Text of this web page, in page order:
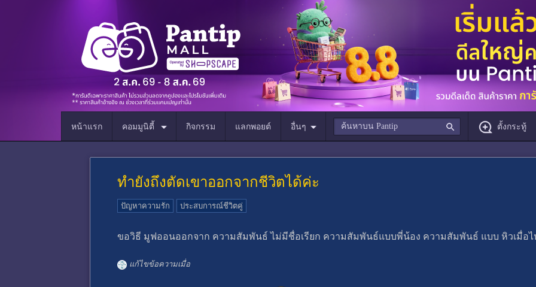
หน้าแรก คอมมูนิตี้ กิจกรรม แลกพอยต์ อื่นๆ ตั้งกระทู้
ทำยังถึงตัดเขาออกจากชีวิตได้ค่ะ
ปัญหาความรัก ประสบการณ์ชีวิตคู่
ขอวิธี มูฟออนออกจาก ความสัมพันธ์ ไม่มีชื่อเรียก ความสัมพันธ์แบบพี่น้อง ความสัมพันธ์ แบบ หิวเมื่อ
แก้ไขข้อความเมื่อ